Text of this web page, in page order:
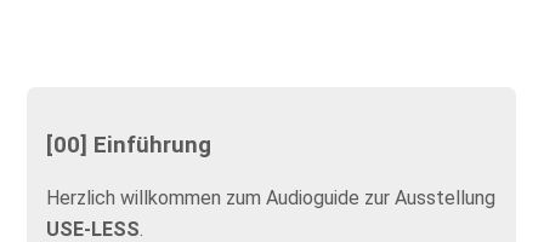
[00] Einführung
Herzlich willkommen zum Audioguide zur Ausstellung
USE-LESS.